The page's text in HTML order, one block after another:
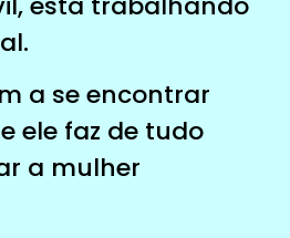
a se encontrar
ele faz de tudo
a mulher